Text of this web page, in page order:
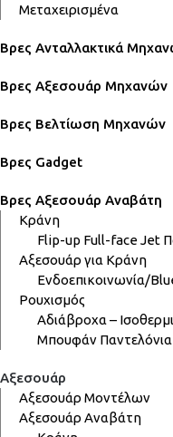
Μεταχειρισμένα
Βρες Ανταλλακτικά
Βρες Αξεσουάρ Μηχανών
Βρες Βελτίωση Μηχανών
Βρες Gadget
Βρες Αξεσουάρ Αναβάτη
Κράνη
Flip-up Full-faceJet
Αξεσουάρ για Κράνη
Ενδοεπικοινωνία/
Ρουχισμός
Αδιάβροχα –
Μπουφάν Παντελόνια
Αξεσουάρ
Αξεσουάρ Μοντέλων
Αξεσουάρ Αναβάτη